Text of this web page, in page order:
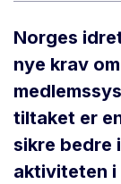
Norges
nye krav
tiltaket er
sikre bedre
aktiviteten